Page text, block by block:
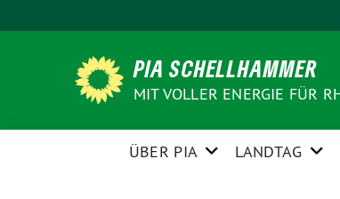
zum
PIA SCHELLHAMMER
MIT VOLLER ENERGIE FÜR
ÜBER PIA LANDTAG